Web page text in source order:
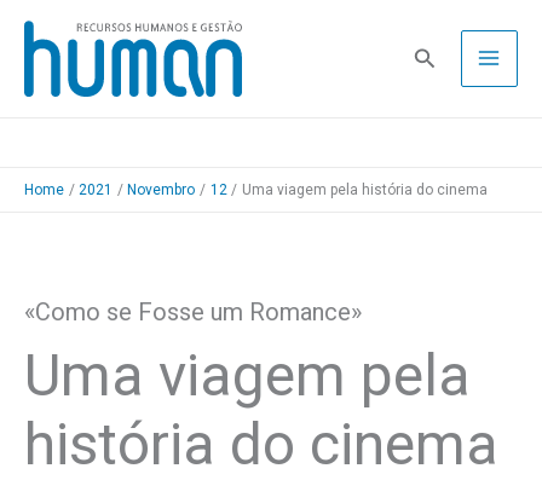
Skip
content
Pesquisa
Home 2021 Novembro 12 Uma viagem pela história do cinema
«Como se Fosse um Romance»
Uma viagem pela
história do cinema